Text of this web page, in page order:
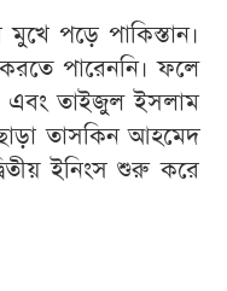
পড়ে পাকিস্তান।
পারেননি। ফলে
এবং তাইজুল ইসলাম
তাসকিন আহমেদ
ইনিংস শুরু করে